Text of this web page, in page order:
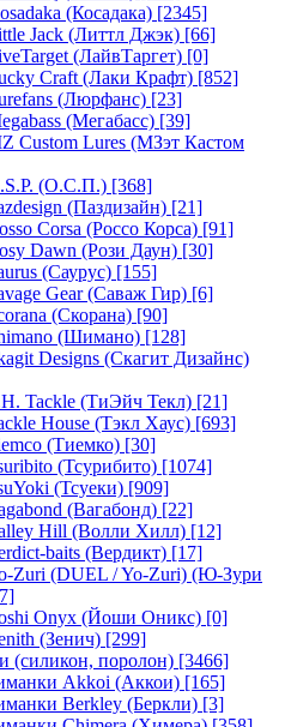
(Косадака) [2345]
Jack (Литтл Джэк) [66]
(ЛайвТаргет) [0]
Craft (Лаки Крафт) [852]
(Люрфанс) [23]
(Мегабасс) [39]
Custom Lures (МЗэт Кастом
(О.С.П.) [368]
(Паздизайн) [21]
Corsa (Россо Корса) [91]
Dawn (Рози Даун) [30]
(Саурус) [155]
Gear (Саваж Гир) [6]
(Скорана) [90]
(Шимано) [128]
Designs (Скагит Дизайнс)
Tackle (ТиЭйч Текл) [21]
House (Тэкл Хаус) [693]
(Тиемко) [30]
(Тсурибито) [1074]
(Тсуеки) [909]
(Вагабонд) [22]
Hill (Волли Хилл) [12]
baits (Вердикт) [17]
Zuri (DUEL / Yo-Zuri) (Ю-Зури
Onyx (Йоши Оникс) [0]
(Зенич) [299]
(силикон, поролон) [3466]
Akkoi (Аккои) [165]
Berkley (Беркли) [3]